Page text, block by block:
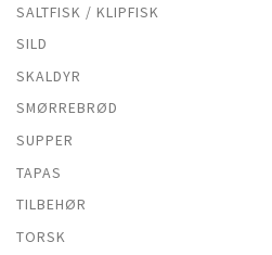
SALTFISK / KLIPFISK
SILD
SKALDYR
SMØRREBRØD
SUPPER
TAPAS
TILBEHØR
TORSK